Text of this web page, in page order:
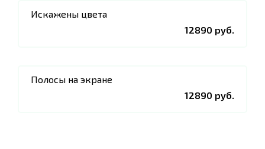
Искажены цвета
12890 руб.
Полосы на экране
12890 руб.